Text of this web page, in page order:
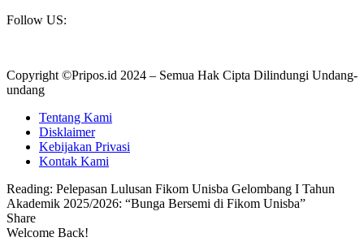
Follow US:
Copyright ©Pripos.id 2024 – Semua Hak Cipta Dilindungi Undang-
undang
Tentang Kami
Disklaimer
Kebijakan Privasi
Kontak Kami
Reading: Pelepasan Lulusan Fikom Unisba Gelombang I Tahun
Akademik 2025/2026: “Bunga Bersemi di Fikom Unisba”
Share
Welcome Back!